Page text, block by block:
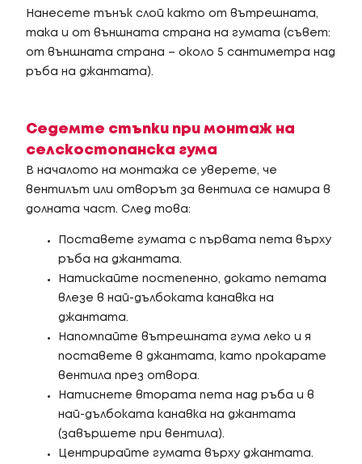
Нанесете тънък слой както от вътрешната,
така и от външната страна на гумата (съвет:
от външната страна – около 5 сантиметра над
ръба на джантата).
Седемте стъпки при монтаж на
селскостопанска гума
В началото на монтажа се уверете, че
вентилът или отворът за вентила се намира в
долната част. След това:
Поставете гумата с първата пета върху
ръба на джантата.
Натискайте постепенно, докато петата
влезе в най-дълбоката канавка на
джантата.
Напомпайте вътрешната гума леко и я
поставете в джантата, като прокарате
вентила през отвора.
Натиснете втората пета над ръба и в
най-дълбоката канавка на джантата
(завършете при вентила).
Центрирайте гумата върху джантата.